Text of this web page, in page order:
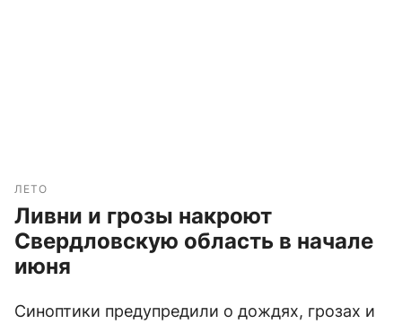
ЛЕТО
Ливни и грозы накроют
Свердловскую область в начале
июня
Синоптики предупредили о дождях, грозах и